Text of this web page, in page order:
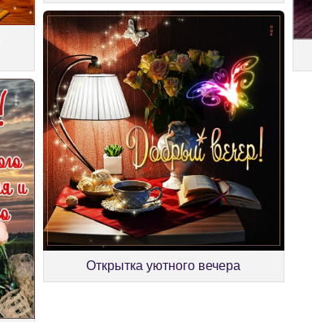
Открытка уютного вечера